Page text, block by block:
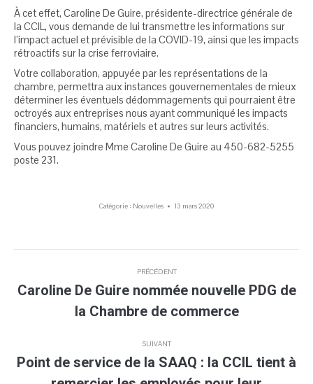
À cet effet, Caroline De Guire, présidente-directrice générale de
la CCIL, vous demande de lui transmettre les informations sur
l’impact actuel et prévisible de la COVID-19, ainsi que les impacts
rétroactifs sur la crise ferroviaire.
Votre collaboration, appuyée par les représentations de la
chambre, permettra aux instances gouvernementales de mieux
déterminer les éventuels dédommagements qui pourraient être
octroyés aux entreprises nous ayant communiqué les impacts
financiers, humains, matériels et autres sur leurs activités.
Vous pouvez joindre Mme Caroline De Guire au 450-682-5255
poste 231.
Catégorie : Nouvelles 13 mars 2020
article
PRÉCÉDENT
précédent
Caroline De Guire nommée nouvelle PDG de
la Chambre de commerce
SUIVANT
Point de service de la SAAQ : la CCIL tient à